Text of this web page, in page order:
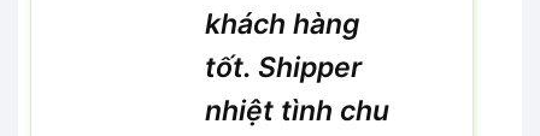
khách hàng
tốt. Shipper
nhiệt tình chu